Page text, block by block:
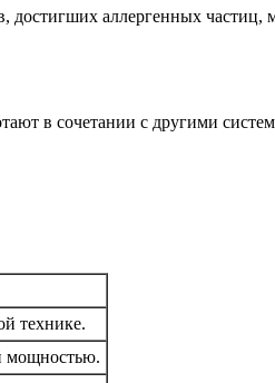
достигших аллергенных частиц,
в сочетании с другими
технике.
мощностью.